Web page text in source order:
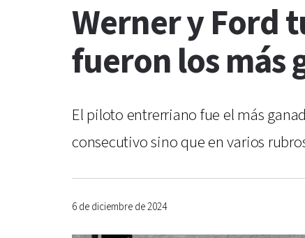
Werner y Ford
fueron los más
El piloto entrerriano fue el más
consecutivo sino que en varios
6 de diciembre de 2024